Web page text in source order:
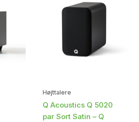
Højttalere
Q Acoustics Q 5020
par Sort Satin – Q